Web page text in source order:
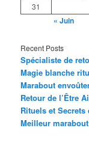
31
« Juin
Recent Posts
Spécialiste de
Magie blanche
Marabout
Retour de l’Être
Rituels et Secrets
Meilleur